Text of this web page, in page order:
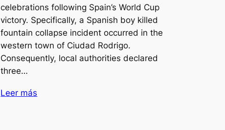
celebrations following Spain’s World Cup
victory. Specifically, a Spanish boy killed
fountain collapse incident occurred in the
western town of Ciudad Rodrigo.
Consequently, local authorities declared
three…
Leer más